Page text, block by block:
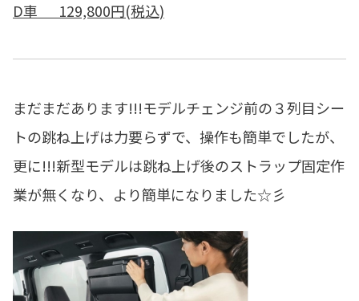
D車 129,800円(税込)
まだまだあります!!!モデルチェンジ前の３列目シー
トの跳ね上げは力要らずで、操作も簡単でしたが、
更に!!!新型モデルは跳ね上げ後のストラップ固定作
業が無くなり、より簡単になりました☆彡